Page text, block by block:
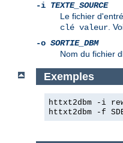
-i TEXTE_SOURCE
Le fichier
clé valeur .
-o SORTIE_DBM
Nom du fichier
Exemples
httxt2dbm -i
httxt2dbm -f